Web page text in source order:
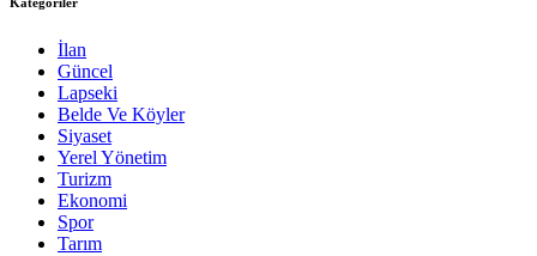
İlan
Güncel
Lapseki
Belde Ve Köyler
Siyaset
Yerel Yönetim
Turizm
Ekonomi
Spor
Tarım